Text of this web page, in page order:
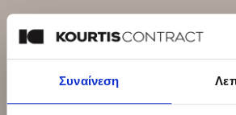
Συναίνεση